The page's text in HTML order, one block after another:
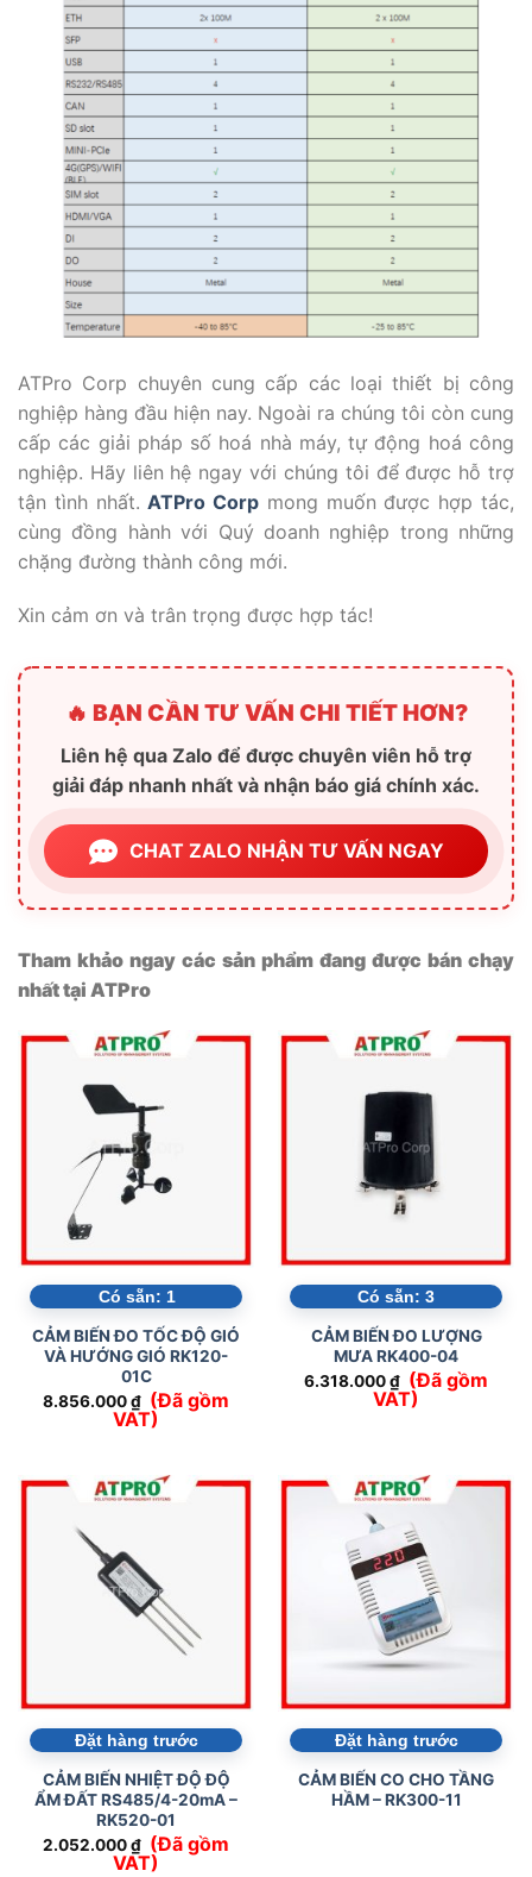
ATPro Corp chuyên cung cấp các loại thiết bị công
nghiệp hàng đầu hiện nay. Ngoài ra chúng tôi còn cung
cấp các giải pháp số hoá nhà máy, tự động hoá công
nghiệp. Hãy liên hệ ngay với chúng tôi để được hỗ trợ
tận tình nhất.ATPro Corp mong muốn được hợp tác,
cùng đồng hành với Quý doanh nghiệp trong những
chặng đường thành công mới.
Xin cảm ơn và trân trọng được hợp tác!
🔥 BẠN CẦN TƯ VẤN CHI TIẾT HƠN?
Liên hệ qua Zalo để được chuyên viên hỗ trợ
giải đáp nhanh nhất và nhận báo giá chính xác.
CHAT ZALO NHẬN TƯ VẤN NGAY
Tham khảo ngay các sản phẩm đang được bán chạy
nhất tại ATPro
Có sẵn: 1
CẢM BIẾN ĐO TỐC ĐỘ GIÓ
VÀ HƯỚNG GIÓ RK120-
01C
8.856.000₫ (Đã gồm
VAT)
Có sẵn: 3
CẢM BIẾN ĐO LƯỢNG
MƯA RK400-04
6.318.000₫ (Đã gồm
VAT)
Đặt hàng trước
CẢM BIẾN NHIỆT ĐỘ ĐỘ
ẨM ĐẤT RS485/4-20mA –
RK520-01
2.052.000₫ (Đã gồm
VAT)
Đặt hàng trước
CẢM BIẾN CO CHO TẦNG
HẦM – RK300-11